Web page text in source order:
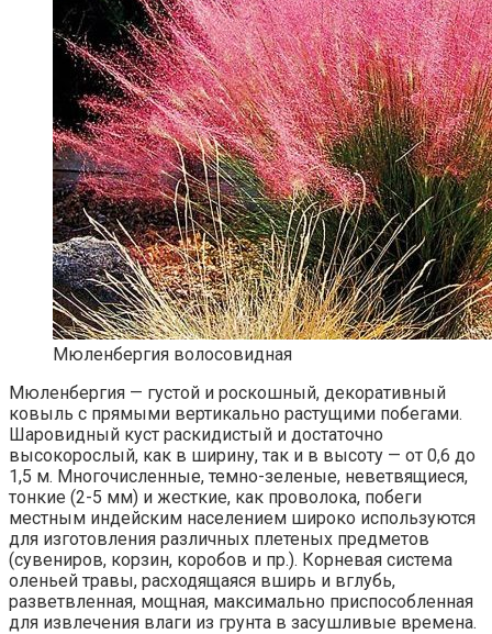
Мюленбергия волосовидная
Мюленбергия — густой и роскошный, декоративный
ковыль с прямыми вертикально растущими побегами.
Шаровидный куст раскидистый и достаточно
высокорослый, как в ширину, так и в высоту — от 0,6 до
1,5 м. Многочисленные, темно-зеленые, неветвящиеся,
тонкие (2-5 мм) и жесткие, как проволока, побеги
местным индейским населением широко используются
для изготовления различных плетеных предметов
(сувениров, корзин, коробов и пр.). Корневая система
оленьей травы, расходящаяся вширь и вглубь,
разветвленная, мощная, максимально приспособленная
для извлечения влаги из грунта в засушливые времена.